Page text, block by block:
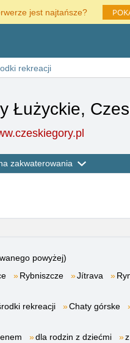
jest najtańsze?
rekreacji
Łużyckie,
zakwaterowania
powyżej)
Rybniszcze Jítrava
rekreacji Chaty górske
dla rodzin z dziećmi